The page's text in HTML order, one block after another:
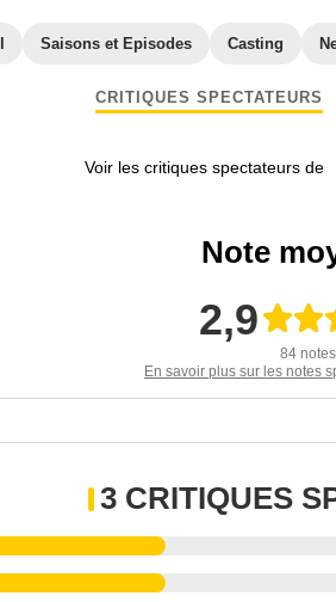
Saisons et Episodes Casting
CRITIQUES SPECTATEURS
Voir les critiques spectateurs de
Note
2,9
84 notes
En savoir plus sur les notes
3 CRITIQUES